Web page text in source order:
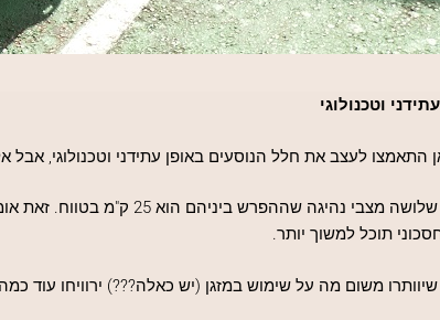
וטכנולוגי
התאמצו לעצב את חלל הנוסעים באופן עתידני וטכנולוגי,
יש כאן שלושה מצבי
תוכל למשוך יותר.
משום מה על שימוש במזגן (יש כאלה???) ירוויחו עוד